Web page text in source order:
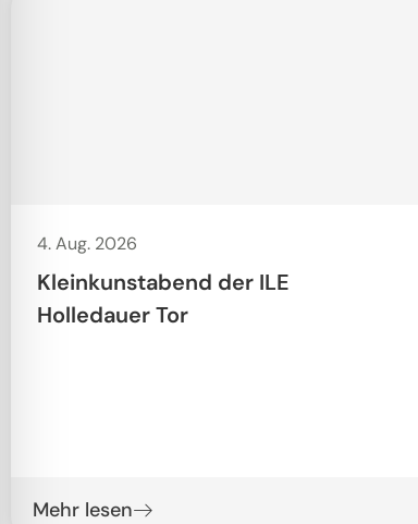
4. Aug. 2026
Kleinkunstabend der ILE
Holledauer Tor
Mehr lesen